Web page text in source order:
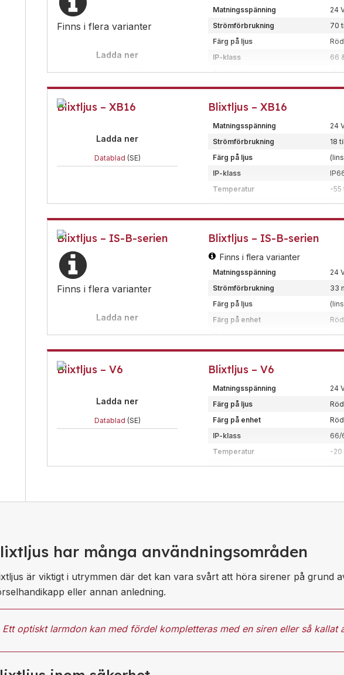
Ledararea
Material
Certifiering/klass
Ex-
Typ
Finns i flera varianter
Ladda ner
Datablad(SE)
datablad-xb15.pdf(EN)
Matningsspänning
24
Strömförbrukning
70
Färg på ljus
IP-klass
66
Temperatur
-55
Vikt
3
Dimension (BxHxD)
Ledararea
Vattentäta blixtljus som har
och andra tuffa
Blixtljus – XB16
Ladda ner
Datablad (SE)
Blixtljus – XB16
Matningsspänning
24
Strömförbrukning
18
Färg på ljus
IP-klass
Temperatur
-55
Vikt
1 kg
Dimension (BxHxD)
Kod
Ledararea
Material
Certifiering/klass
Ex-
Typ
Montering
Blixtljus – IS-B-serien
Finns i flera varianter
Ladda ner
Datablad(SE)
Data sheet(EN)
Installation sheet
Blixtljus – IS-B-serien
Finns i flera varianter
Matningsspänning
24
Strömförbrukning
33
Färg på ljus
Färg på enhet
Röd
IP-klass
IP
Temperatur
-40
Vikt
Certifiering/klass
0,
Egensäkert blixtljus som
Blixtljus – V6
Ladda ner
Datablad (SE)
Blixtljus – V6
Matningsspänning
24
Färg på ljus
Färg på enhet
IP-klass
66/
Temperatur
-20
Vikt
5
Certifiering/klass
Typ
mellan 7 olika linsfärger!
har många användningsområden
är viktigt i utrymmen där det kan vara svårt att höra sirener på grund
eller annan anledning.
Ett optiskt larmdon kan med fördel kompletteras med en siren eller så kallat